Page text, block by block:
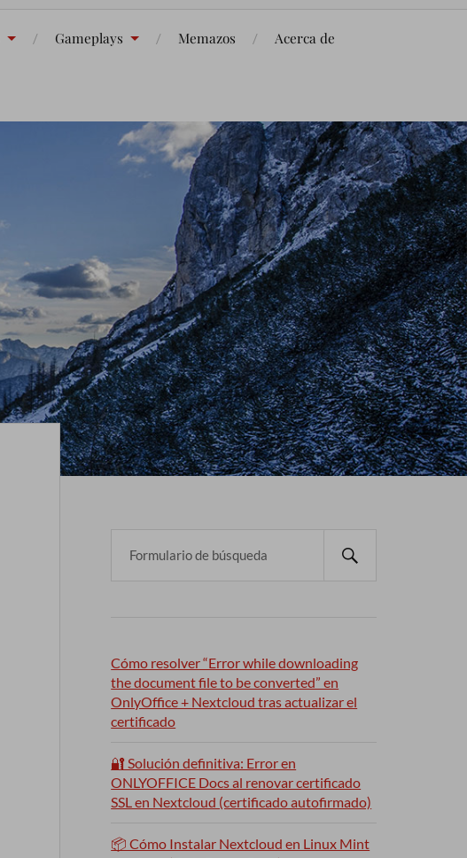
Gameplays Memazos Acerca de
Cómo resolver “Error while downloading
the document file to be converted” en
OnlyOffice + Nextcloud tras actualizar el
certificado
🔐 Solución definitiva: Error en
ONLYOFFICE Docs al renovar certificado
SSL en Nextcloud (certificado autofirmado)
📦 Cómo Instalar Nextcloud en Linux Mint